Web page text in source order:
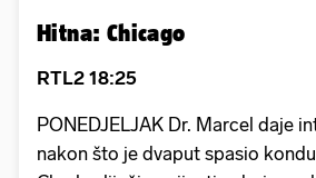
Hitna: Chicago
RTL2 18:25
PONEDJELJAK Dr. Marcel daje
nakon što je dvaput spasio